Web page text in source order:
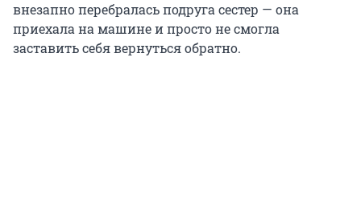
внезапно перебралась подруга сестер — она
приехала на машине и просто не смогла
заставить себя вернуться обратно.